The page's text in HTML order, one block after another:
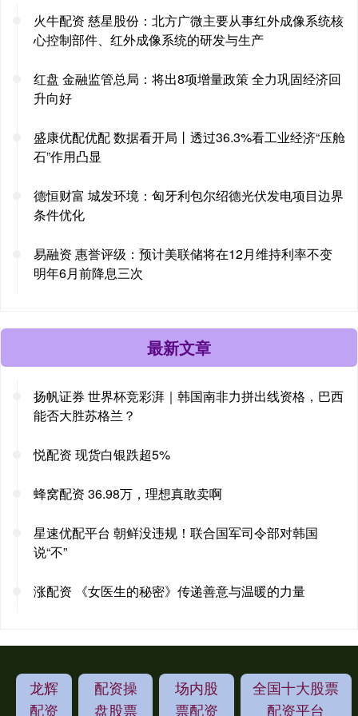
火牛配资 慈星股份：北方广微主要从事红外成像系统核
心控制部件、红外成像系统的研发与生产
红盘 金融监管总局：将出8项增量政策 全力巩固经济回
升向好
盛康优配优配 数据看开局丨透过36.3%看工业经济“压舱
石”作用凸显
德恒财富 城发环境：匈牙利包尔绍德光伏发电项目边界
条件优化
易融资 惠誉评级：预计美联储将在12月维持利率不变
明年6月前降息三次
最新文章
扬帆证券 世界杯竞彩湃｜韩国南非力拼出线资格，巴西
能否大胜苏格兰？
悦配资 现货白银跌超5%
蜂窝配资 36.98万，理想真敢卖啊
星速优配平台 朝鲜没违规！联合国军司令部对韩国
说“不”
涨配资 《女医生的秘密》传递善意与温暖的力量
龙辉
配资
配资操
盘股票
场内股
票配资
全国十大股票
配资平台